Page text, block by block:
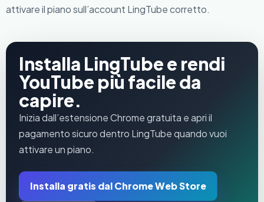
attivare il piano sull’account LingTube corretto.
Installa LingTube e rendi
YouTube più facile da
capire.
Inizia dall’estensione Chrome gratuita e apri il
pagamento sicuro dentro LingTube quando vuoi
attivare un piano.
Installa gratis dal Chrome Web Store